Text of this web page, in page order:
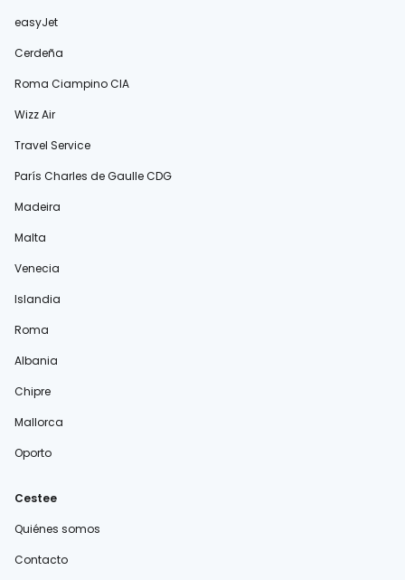
easyJet
Cerdeña
Roma Ciampino CIA
Wizz Air
Travel Service
París Charles de Gaulle CDG
Madeira
Malta
Venecia
Islandia
Roma
Albania
Chipre
Mallorca
Oporto
Cestee
Quiénes somos
Contacto